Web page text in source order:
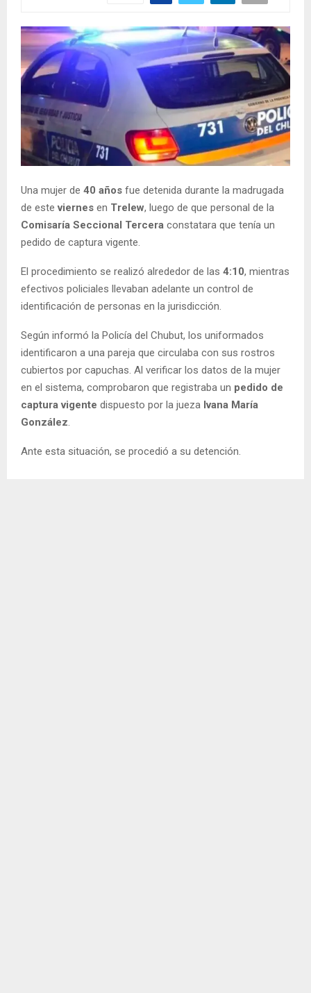
Una mujer de 40 años fue detenida durante la madrugada
de esteviernes en Trelew, luego de que personal de la
Comisaría Seccional Tercera constatara que tenía un
pedido de captura vigente.
El procedimiento se realizó alrededor de las 4:10, mientras
efectivos policiales llevaban adelante un control de
identificación de personas en la jurisdicción.
Según informó la Policía del Chubut, los uniformados
identificaron a una pareja que circulaba con sus rostros
cubiertos por capuchas. Al verificar los datos de la mujer
en el sistema, comprobaron que registraba un pedido de
captura vigente dispuesto por la jueza Ivana María
González.
Ante esta situación, se procedió a su detención.